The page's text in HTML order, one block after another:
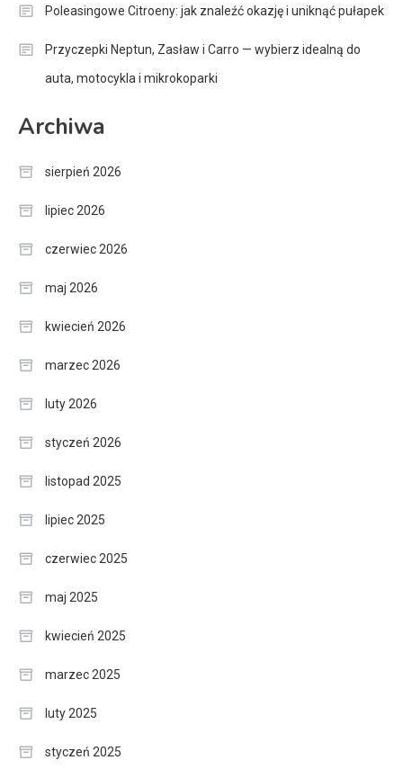
Poleasingowe Citroeny: jak znaleźć okazję i uniknąć pułapek
Przyczepki Neptun, Zasław i Carro — wybierz idealną do
auta, motocykla i mikrokoparki
Archiwa
sierpień 2026
lipiec 2026
czerwiec 2026
maj 2026
kwiecień 2026
marzec 2026
luty 2026
styczeń 2026
listopad 2025
lipiec 2025
czerwiec 2025
maj 2025
kwiecień 2025
marzec 2025
luty 2025
styczeń 2025